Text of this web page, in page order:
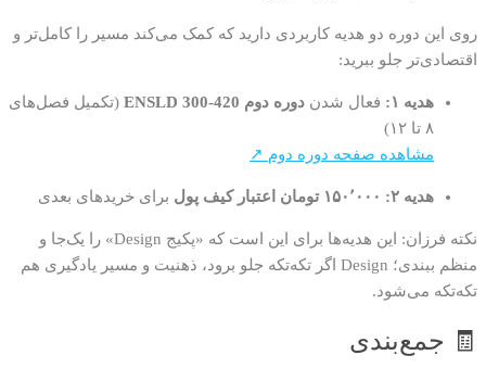
روی این دوره دو هدیه کاربردی دارید که کمک می‌کند مسیر را کامل‌تر و
اقتصادی‌تر جلو ببرید:
هدیه ۱: فعال شدن دوره دوم ENSLD 300-420
(تکمیل فصل‌های
۸ تا ۱۲)
مشاهده صفحه دوره دوم ↗
هدیه ۲: ۱۵۰٬۰۰۰ تومان اعتبار کیف پول برای خریدهای بعدی
نکته فرزان: این هدیه‌ها برای این است که «پکیج Design» را یک‌جا و
منظم ببندی؛ Design اگر تکه‌تکه جلو برود، ذهنیت و مسیر یادگیری هم
تکه‌تکه می‌شود.
🧾 جمع‌بندی